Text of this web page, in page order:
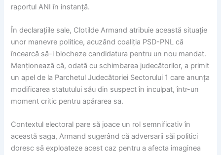
raportul ANI în instanță.
În declarațiile sale, Clotilde Armand atribuie această situație
unor manevre politice, acuzând coaliția PSD-PNL că
încearcă să-i blocheze candidatura pentru un nou mandat.
Menționează că, odată cu schimbarea judecătorilor, a primit
un apel de la Parchetul Judecătoriei Sectorului 1 care anunța
modificarea statutului său din suspect în inculpat, într-un
moment critic pentru apărarea sa.
Contextul electoral pare să joace un rol semnificativ în
această saga, Armand sugerând că adversarii săi politici
doresc să exploateze acest caz pentru a afecta imaginea